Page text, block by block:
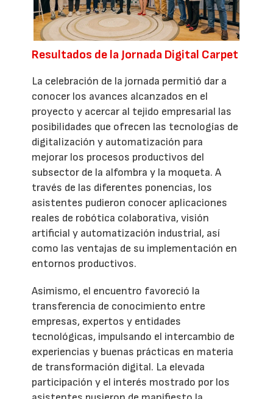
Resultados de la Jornada Digital Carpet
La celebración de la jornada permitió dar a
conocer los avances alcanzados en el
proyecto y acercar al tejido empresarial las
posibilidades que ofrecen las tecnologías de
digitalización y automatización para
mejorar los procesos productivos del
subsector de la alfombra y la moqueta. A
través de las diferentes ponencias, los
asistentes pudieron conocer aplicaciones
reales de robótica colaborativa, visión
artificial y automatización industrial, así
como las ventajas de su implementación en
entornos productivos.
Asimismo, el encuentro favoreció la
transferencia de conocimiento entre
empresas, expertos y entidades
tecnológicas, impulsando el intercambio de
experiencias y buenas prácticas en materia
de transformación digital. La elevada
participación y el interés mostrado por los